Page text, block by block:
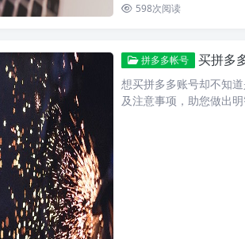
598次阅读
拼多多帐号 买拼多
想买拼多多账号却不知
及注意事项，助您做出明